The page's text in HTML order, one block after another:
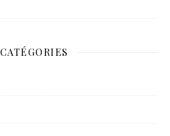
CATÉGORIES